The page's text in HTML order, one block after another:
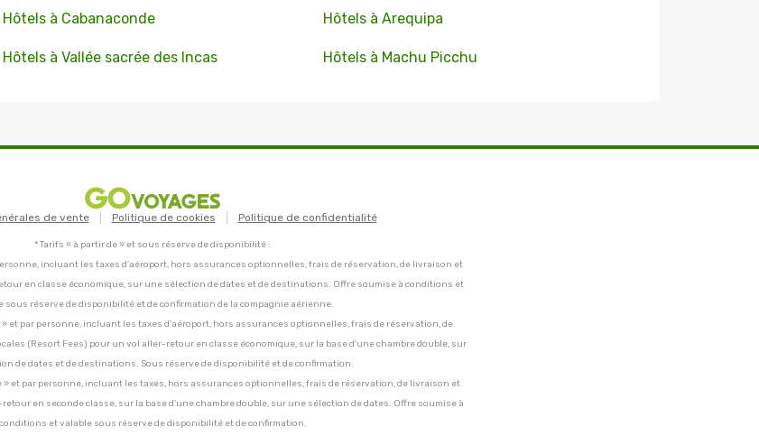
Hôtels à Cabanaconde Hôtels à Arequipa
Hôtels à Vallée sacrée des Incas Hôtels à Machu Picchu
de vente Politique de cookies Politique de confidentialité
* Tarifs « à partir de » et sous réserve de disponibilité :
personne, incluant les taxes d'aéroport, hors assurances optionnelles, frais de réservation, de livraison et
en classe économique, sur une sélection de dates et de destinations. Offre soumise à conditions et
sous réserve de disponibilité et de confirmation de la compagnie aérienne.
» et par personne, incluant les taxes d'aéroport, hors assurances optionnelles, frais de réservation, de
(Resort Fees) pour un vol aller-retour en classe économique, sur la base d'une chambre double, sur
de dates et de destinations. Sous réserve de disponibilité et de confirmation.
» et par personne, incluant les taxes, hors assurances optionnelles, frais de réservation, de livraison et
en seconde classe, sur la base d'une chambre double, sur une sélection de dates. Offre soumise à
conditions et valable sous réserve de disponibilité et de confirmation.